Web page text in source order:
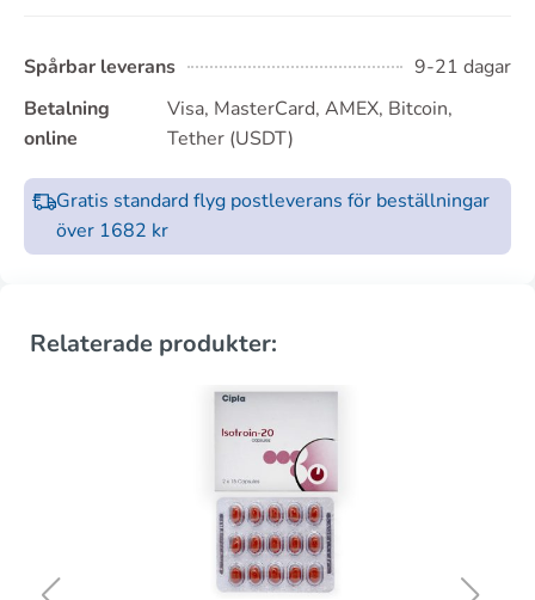
Spårbar leverans
9-21 dagar
Betalning
online
Visa, MasterCard, AMEX, Bitcoin,
Tether (USDT)
Gratis standard flyg postleverans för beställningar
över 1682 kr
Relaterade produkter: